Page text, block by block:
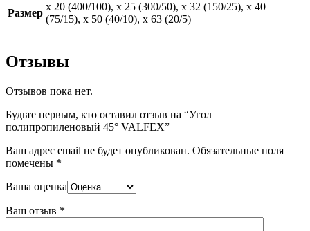
Размер
х 20 (400/100), х 25 (300/50), х 32 (150/25), х 40
(75/15), х 50 (40/10), х 63 (20/5)
Отзывы
Отзывов пока нет.
Будьте первым, кто оставил отзыв на “Угол
полипропиленовый 45° VALFEX”
Ваш адрес email не будет опубликован. Обязательные поля
помечены *
Ваша оценка
Ваш отзыв *